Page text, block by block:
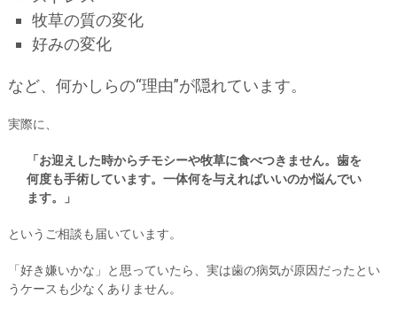
牧草の質の変化
好みの変化
など、何かしらの“理由”が隠れています。
実際に、
「お迎えした時からチモシーや牧草に食べつきません。歯を
何度も手術しています。一体何を与えればいいのか悩んでい
ます。」
というご相談も届いています。
「好き嫌いかな」と思っていたら、実は歯の病気が原因だったとい
うケースも少なくありません。